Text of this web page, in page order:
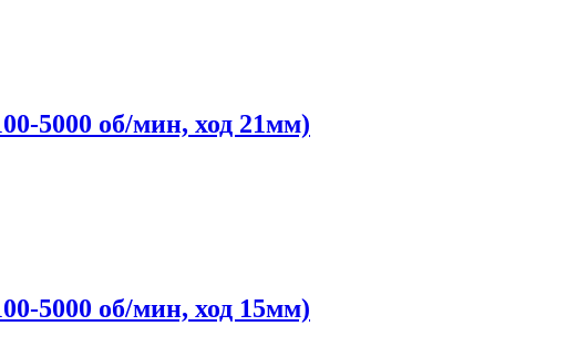
5000 об/мин, ход 21мм)
5000 об/мин, ход 15мм)